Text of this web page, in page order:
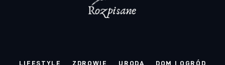
LIFESTYLE ZDROWIE URODA DOM I OGRÓD